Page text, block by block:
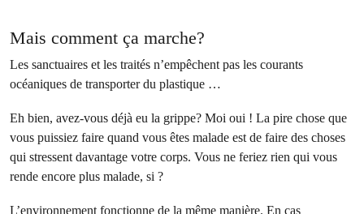
Mais comment ça marche?
Les sanctuaires et les traités n’empêchent pas les courants
océaniques de transporter du plastique …
Eh bien, avez-vous déjà eu la grippe? Moi oui ! La pire chose que
vous puissiez faire quand vous êtes malade est de faire des choses
qui stressent davantage votre corps. Vous ne feriez rien qui vous
rende encore plus malade, si ?
L’environnement fonctionne de la même manière. En cas